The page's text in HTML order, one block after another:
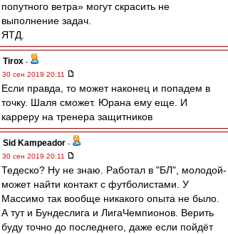
попутного ветра» могут скрасить не
выполнение задач.
ЯТД.
Tirox -
30 сен 2019 20:11
Если правда, то может наконец и попадем в
точку. Шаля сможет. Юрана ему еще. И
карреру на тренера защитников
Sid Kampeador -
30 сен 2019 20:11
Тедеско? Ну не знаю. Работал в "БЛ", молодой-
может найти контакт с футболистами. У
Массимо так вообще никакого опыта не было.
А тут и Бундеслига и ЛигаЧемпионов. Верить
буду точно до последнего, даже если пойдёт